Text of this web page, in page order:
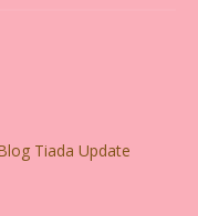
Tiada Update